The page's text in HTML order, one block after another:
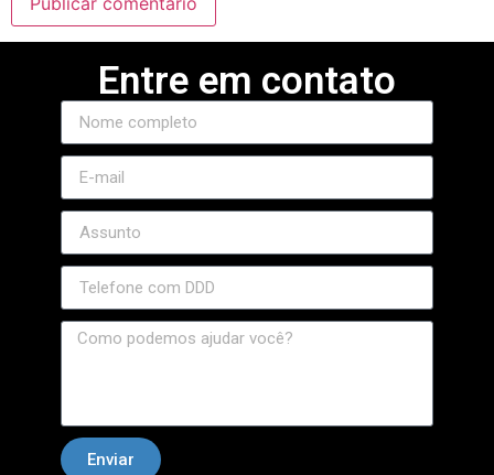
Entre em contato
Enviar